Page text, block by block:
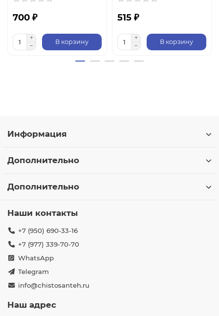
700 ₽
В корзину
515 ₽
В корзину
Информация
Дополнительно
Дополнительно
Наши контакты
+7 (950) 690-33-16
+7 (977) 339-70-70
WhatsApp
Telegram
info@chistosanteh.ru
Наш адрес